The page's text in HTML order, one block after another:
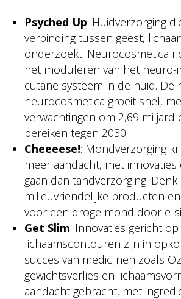
Psyched Up: Huidverzorging
verbinding tussen geest,
onderzoekt. Neurocosmetica
het moduleren van het neuro-
cutane systeem in de huid. De
neurocosmetica groeit snel,
verwachtingen om 2,69 miljard
bereiken tegen 2030.
Cheeeese!: Mondverzorging
meer aandacht, met innovaties
gaan dan tandverzorging. Denk
milieuvriendelijke producten
voor een droge mond door e-
Get Slim: Innovaties gericht op
lichaamscontouren zijn in
succes van medicijnen zoals
gewichtsverlies en
aandacht gebracht, met